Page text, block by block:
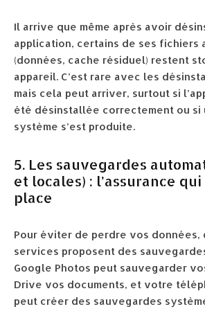
Il arrive que même après avoir
application, certains de ses fichiers
(données, cache résiduel) restent
appareil. C’est rare avec les
mais cela peut arriver, surtout si
été désinstallée correctement ou si
système s’est produite.
5. Les sauvegardes
et locales) : l’assurance
place
Pour éviter de perdre vos données,
services proposent des
Google Photos peut sauvegarder
Drive vos documents, et votre
peut créer des sauvegardes